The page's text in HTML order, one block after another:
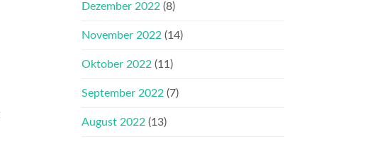
Dezember 2022 (8)
November 2022 (14)
Oktober 2022 (11)
September 2022 (7)
August 2022 (13)